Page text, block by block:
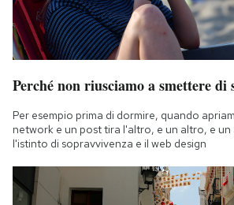
Perché non riusciamo a smettere di
Per esempio prima di dormire, quando
network e un post tira l'altro, e un altro, e
l'istinto di sopravvivenza e il web design